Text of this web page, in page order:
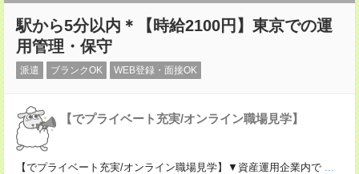
駅から5分以内＊【時給2100円】東京での運
用管理・保守
派遣 ブランクOK WEB登録・面接OK
【でプライベート充実/オンライン職場見学】
【でプライベート充実/オンライン職場見学】▼資産運用企業内で ...